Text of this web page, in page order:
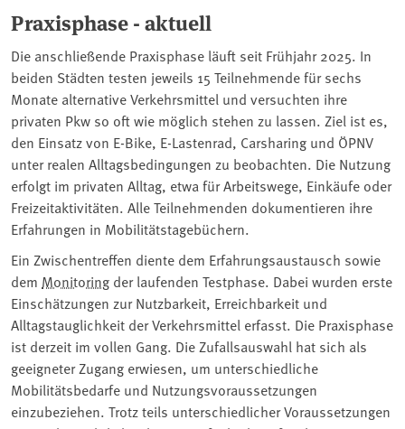
Praxisphase - aktuell
Die anschließende Praxisphase läuft seit Frühjahr 2025. In
beiden Städten testen jeweils 15 Teilnehmende für sechs
Monate alternative Verkehrsmittel und versuchten ihre
privaten Pkw so oft wie möglich stehen zu lassen. Ziel ist es,
den Einsatz von E-Bike, E-Lastenrad, Carsharing und ÖPNV
unter realen Alltagsbedingungen zu beobachten. Die Nutzung
erfolgt im privaten Alltag, etwa für Arbeitswege, Einkäufe oder
Freizeitaktivitäten. Alle Teilnehmenden dokumentieren ihre
Erfahrungen in Mobilitätstagebüchern.
Ein Zwischentreffen diente dem Erfahrungsaustausch sowie
dem Monitoring der laufenden Testphase. Dabei wurden erste
Einschätzungen zur Nutzbarkeit, Erreichbarkeit und
Alltagstauglichkeit der Verkehrsmittel erfasst. Die Praxisphase
ist derzeit im vollen Gang. Die Zufallsauswahl hat sich als
geeigneter Zugang erwiesen, um unterschiedliche
Mobilitätsbedarfe und Nutzungsvoraussetzungen
einzubeziehen. Trotz teils unterschiedlicher Voraussetzungen